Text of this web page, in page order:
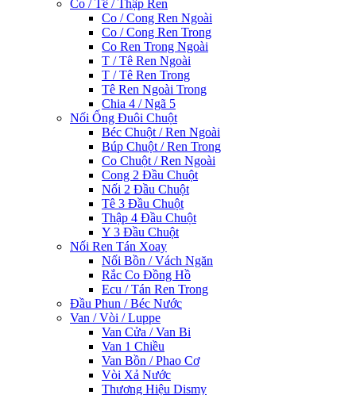
Co / Tê / Thập Ren
Co / Cong Ren Ngoài
Co / Cong Ren Trong
Co Ren Trong Ngoài
T / Tê Ren Ngoài
T / Tê Ren Trong
Tê Ren Ngoài Trong
Chia 4 / Ngã 5
Nối Ống Đuôi Chuột
Béc Chuột / Ren Ngoài
Búp Chuột / Ren Trong
Co Chuột / Ren Ngoài
Cong 2 Đầu Chuột
Nối 2 Đầu Chuột
Tê 3 Đầu Chuột
Thập 4 Đầu Chuột
Y 3 Đầu Chuột
Nối Ren Tán Xoay
Nối Bồn / Vách Ngăn
Rắc Co Đồng Hồ
Ecu / Tán Ren Trong
Đầu Phun / Béc Nước
Van / Vòi / Luppe
Van Cửa / Van Bi
Van 1 Chiều
Van Bồn / Phao Cơ
Vòi Xả Nước
Thương Hiệu Dismy